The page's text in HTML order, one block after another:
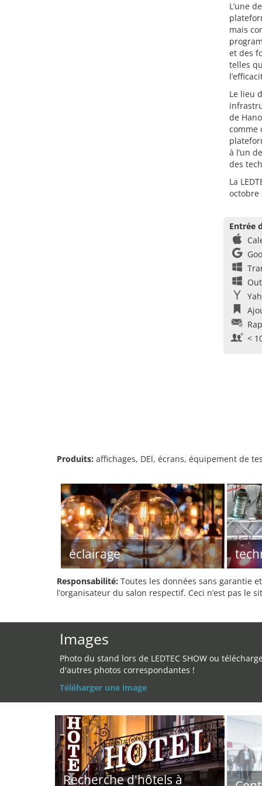
L’une
mais
et des
telles
Le lieu
de
comme
à l’un
des
La
octobre
Entrée
<
Produits: affichages, DEl, écrans, équipement de
éclairage
Responsabilité: Toutes les données sans garantie
l’organisateur du salon respectif. Ceci n’est pas le
Images
Photo du stand lors de LEDTEC SHOW ou
d'autres photos correspondantes !
Téléharger une image
Recherche d'hôtels à